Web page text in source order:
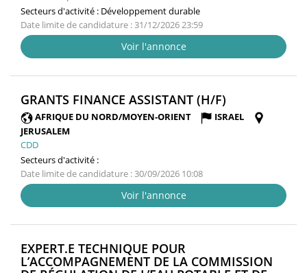
Secteurs d'activité : Développement durable
Date limite de candidature : 31/12/2026 23:59
Voir l'annonce
GRANTS FINANCE ASSISTANT (H/F)
FENÊTRE)
AFRIQUE DU NORD/MOYEN-ORIENT
ISRAEL
JERUSALEM
CDD
Secteurs d'activité :
Date limite de candidature : 30/09/2026 10:08
Voir l'annonce
EXPERT.E TECHNIQUE POUR
L’ACCOMPAGNEMENT DE LA COMMISSION